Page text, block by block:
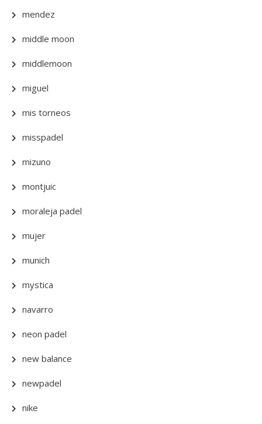
mendez
middle moon
middlemoon
miguel
mis torneos
misspadel
mizuno
montjuic
moraleja padel
mujer
munich
mystica
navarro
neon padel
new balance
newpadel
nike